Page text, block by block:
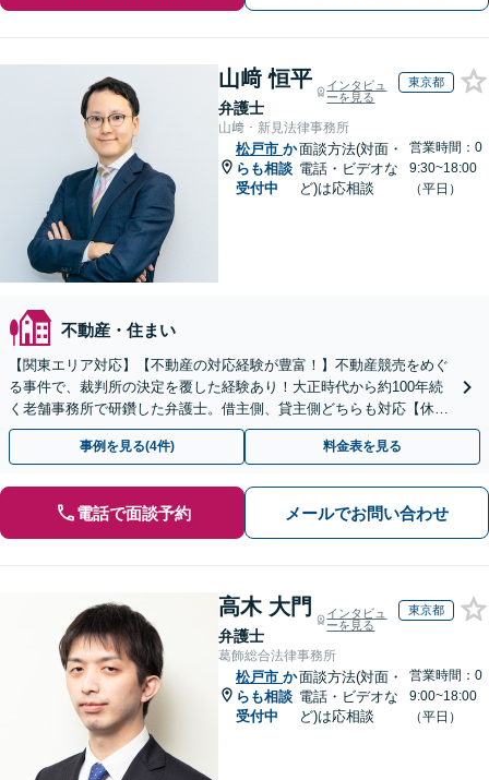
山﨑 恒平
弁護士
インタビュ
ーを見る
東京都
山﨑・新見法律事務所
松戸市 か
らも相談
受付中
面談方法(対面・
電話・ビデオな
ど)は応相談
営業時間：0
9:30~18:00
（平日）
不動産・住まい
【関東エリア対応】【不動産の対応経験が豊富！】不動産競売をめぐ
る事件で、裁判所の決定を覆した経験あり！大正時代から約100年続
く老舗事務所で研鑽した弁護士。借主側、貸主側どちらも対応【休
日・夜間対応可】
事例を見る(4件) 料金表を見る
電話で面談予約 メールでお問い合わせ
高木 大門
弁護士
インタビュ
ーを見る
東京都
葛飾総合法律事務所
松戸市 か
らも相談
受付中
面談方法(対面・
電話・ビデオな
ど)は応相談
営業時間：0
9:00~18:00
（平日）